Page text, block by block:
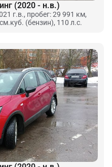
(2020 - н.в.)
г.в., пробег: 29 991 км,
(бензин), 110 л.с.